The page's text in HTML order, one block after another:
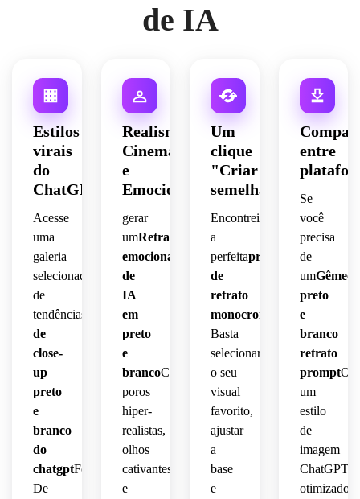
de IA
Estilos
virais
do
ChatGPT
Acesse
uma
galeria
selecionada
de
tendências
prompt
de
close-
up
preto
e
branco
do
chatgptFórmulas.
De
Realismo
Cinematográfico
e
Emocional
gerar
umRetrato
emocional
de
IA
em
preto
e
brancoCom
poros
hiper-
realistas,
olhos
cativantes
e
Um
clique
"Criar
semelhante"
Encontrei
a
perfeitaprompt
de
retrato
monocromático
?
Basta
selecionar
o seu
visual
favorito,
ajustar
a
base
e
entre
Se
você
precisa
de
umGêmeos
preto
e
branco
retrato
promptOu
um
estilo
de
imagem
ChatGPT
otimizado,